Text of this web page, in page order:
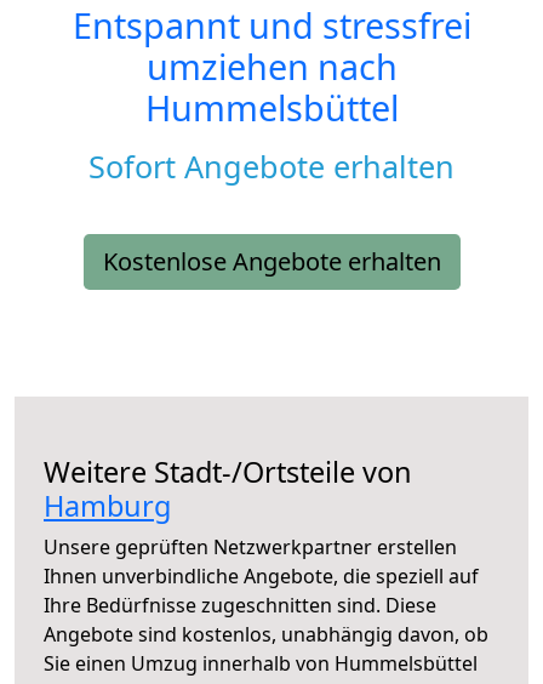
Entspannt und stressfrei
umziehen nach
Hummelsbüttel
Sofort Angebote erhalten
Kostenlose Angebote erhalten
Weitere Stadt-/Ortsteile von
Hamburg
Unsere geprüften Netzwerkpartner erstellen
Ihnen unverbindliche Angebote, die speziell auf
Ihre Bedürfnisse zugeschnitten sind. Diese
Angebote sind kostenlos, unabhängig davon, ob
Sie einen Umzug innerhalb von Hummelsbüttel